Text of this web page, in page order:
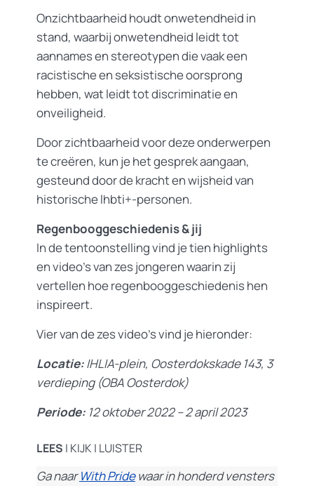
Onzichtbaarheid houdt onwetendheid in
stand, waarbij onwetendheid leidt tot
aannames en stereotypen die vaak een
racistische en seksistische oorsprong
hebben, wat leidt tot discriminatie en
onveiligheid.
Door zichtbaarheid voor deze onderwerpen
te creëren, kun je het gesprek aangaan,
gesteund door de kracht en wijsheid van
historische lhbti+-personen.
Regenbooggeschiedenis & jij
In de tentoonstelling vind je tien highlights
en video’s van zes jongeren waarin zij
vertellen hoe regenbooggeschiedenis hen
inspireert.
Vier van de zes video’s vind je hieronder:
Locatie:IHLIA-plein, Oosterdokskade 143, 3
verdieping (OBA Oosterdok)
Periode: 12 oktober 2022 – 2 april 2023
LEES | KIJK | LUISTER
Ga naarWith Pridewaar in honderd vensters